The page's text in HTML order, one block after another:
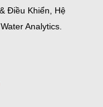
Điều Khiển, Hệ
Analytics.